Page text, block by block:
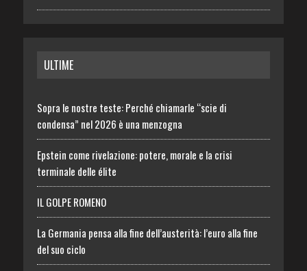
ULTIME
Sopra le nostre teste: Perché chiamarle “scie di
condensa” nel 2026 è una menzogna
Epstein come rivelazione: potere, morale e la crisi
terminale delle élite
IL GOLPE ROMENO
La Germania pensa alla fine dell’austerità: l’euro alla fine
del suo ciclo